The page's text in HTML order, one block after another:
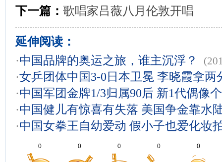
下一篇： 歌唱家吕薇八月伦敦开唱
延伸阅读：
·中国品牌的奥运之旅，谁主沉浮？
·女乒团体中国3-0日本卫冕 李晓霞拿两
·中国军团金牌1/3归属90后 新1代偶像
·中国健儿有惊喜有失落 美国争金靠水
·中国女拳王自幼爱动 假小子也爱化妆
0 0 0 0 0